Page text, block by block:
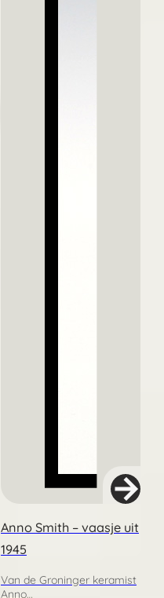
Anno Smith – vaasje uit
1945
Van de Groninger keramist
Anno…